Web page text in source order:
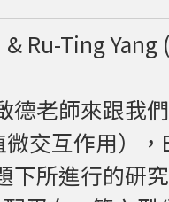
Ru-Ting Yang
德老師來跟我
微交互作用）
下所進行的研